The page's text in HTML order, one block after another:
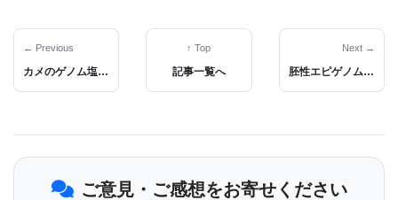
バーでもあるDr. Fanselowが、この研究論文の首席
著者を務めており、「脳は経験を通して学習しなけ
ればならないことが推測できる。この研究ではラッ
← Previous
カメのゲノム塩基配列初の解析で長寿や酸素欠乏症治療に手がかり
↑ Top
記事一覧へ
Next →
胚性エピゲノムの総合解析
ご意見・ご感想をお寄せください